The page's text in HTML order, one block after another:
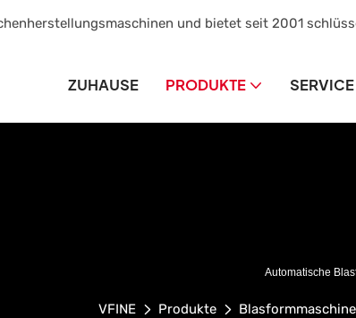
und bietet seit 2001
ZUHAUSE PRODUKTE SERVICE
Automatische
VFINE Produkte Blasformmaschine